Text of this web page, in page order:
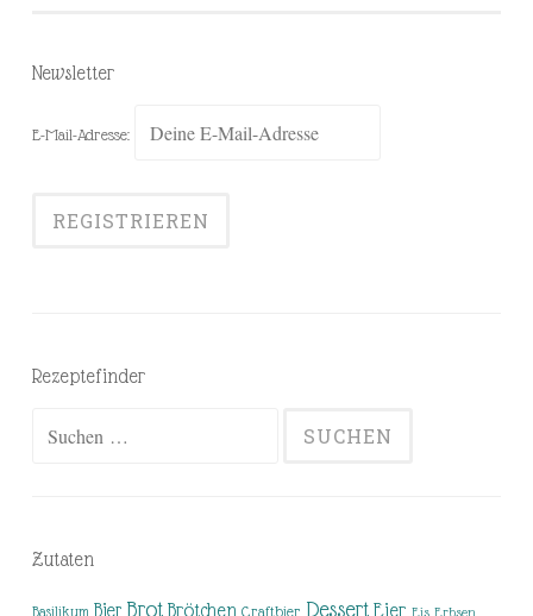
Newsletter
E-Mail-Adresse:
Rezeptefinder
Zutaten
Basilikum Bier Brot Brötchen Craftbier Dessert Eier Eis Erbsen